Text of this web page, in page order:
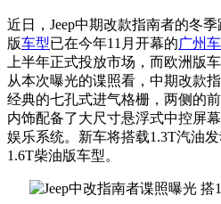
近日，Jeep中期改款指南者的冬
版车型已在今年11月开幕的广州
上半年正式投放市场，而欧洲版
从本次曝光的谍照看，中期改款
经典的七孔式进气格栅，两侧的
内饰配备了大尺寸悬浮式中控屏
娱乐系统。新车将搭载1.3T汽油
1.6T柴油版车型。